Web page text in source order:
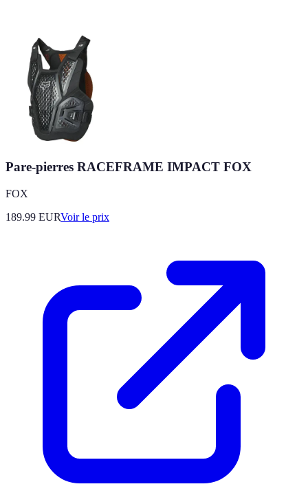
Pare-pierres RACEFRAME IMPACT FOX
FOX
189.99 EURVoir le prix